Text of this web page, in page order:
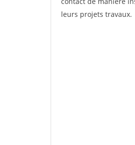
leurs projets travaux.